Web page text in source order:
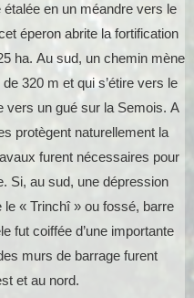
en un méandre vers le
éperon abrite la fortification
ha. Au sud, un chemin mène
320 m et qui s’étire vers le
vers un gué sur la Semois. A
protègent naturellement la
furent nécessaires pour
Si, au sud, une dépression
le « Trinchî » ou fossé, barre
fut coiffée d’une importante
murs de barrage furent
et au nord.